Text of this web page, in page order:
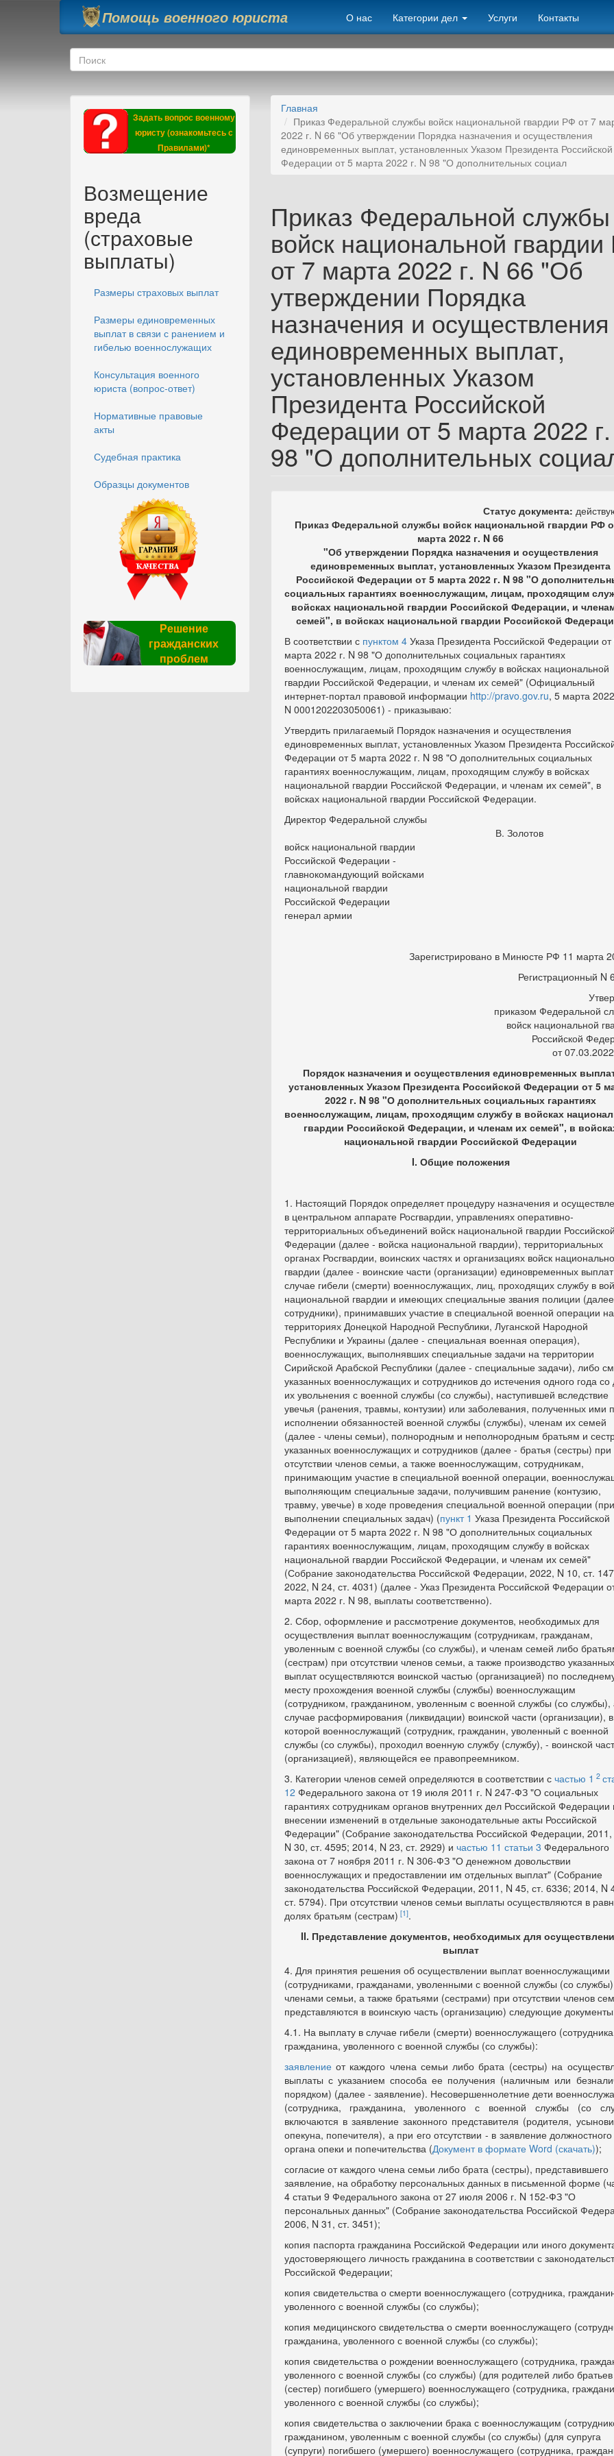
Перейти к основному содержанию
Помощь военного юриста О нас Категории дел Услуги Контакты
Форма поиска
Поиск
Задать вопрос военному
юристу (ознакомьтесь с
Правилами)*
Возмещение
вреда
(страховые
выплаты)
Размеры страховых выплат
Размеры единовременных
выплат в связи с ранением и
гибелью военнослужащих
Консультация военного
юриста (вопрос-ответ)
Нормативные правовые
акты
Судебная практика
Образцы документов
Решение
гражданских
проблем
Главная
Приказ Федеральной службы войск национальной гвардии РФ от 7
2022 г. N 66 "Об утверждении Порядка назначения и осуществления
единовременных выплат, установленных Указом Президента Российской
Федерации от 5 марта 2022 г. N 98 "О дополнительных социал
Приказ Федеральной службы
войск национальной
от 7 марта 2022 г. N 66 "Об
утверждении Порядка
назначения и осуществления
единовременных выплат,
установленных Указом
Президента Российской
Федерации от 5 марта 2022
98 "О дополнительных
Статус документа:
Приказ Федеральной службы войск национальной гвардии РФ
марта 2022 г. N 66
"Об утверждении Порядка назначения и осуществления
единовременных выплат, установленных Указом Президента
Российской Федерации от 5 марта 2022 г. N 98 "О
социальных гарантиях военнослужащим, лицам, проходящим
войсках национальной гвардии Российской Федерации, и
семей", в войсках национальной гвардии Российской
В соответствии с пунктом 4Указа Президента Российской Федерации от
марта 2022 г. N 98 "О дополнительных социальных гарантиях
военнослужащим, лицам, проходящим службу в войсках национальной
гвардии Российской Федерации, и членам их семей" (Официальный
интернет-портал правовой информации http://pravo.gov.ru, 5 марта
N 0001202203050061) - приказываю:
Утвердить прилагаемый Порядок назначения и осуществления
единовременных выплат, установленных Указом Президента
Федерации от 5 марта 2022 г. N 98 "О дополнительных социальных
гарантиях военнослужащим, лицам, проходящим службу в войсках
национальной гвардии Российской Федерации, и членам их семей", в
войсках национальной гвардии Российской Федерации.
Директор Федеральной службы
В. Золотов
войск национальной гвардии
Российской Федерации -
главнокомандующий войсками
национальной гвардии
Российской Федерации
генерал армии
Зарегистрировано в Минюсте РФ 11 марта
Регистрационный N
приказом Федеральной
войск национальной
Российской
от
Порядок назначения и осуществления единовременных
установленных Указом Президента Российской Федерации от 5
2022 г. N 98 "О дополнительных социальных гарантиях
военнослужащим, лицам, проходящим службу в войсках
гвардии Российской Федерации, и членам их семей", в
национальной гвардии Российской Федерации
I. Общие положения
1. Настоящий Порядок определяет процедуру назначения и
в центральном аппарате Росгвардии, управлениях оперативно-
территориальных объединений войск национальной гвардии Российской
Федерации (далее - войска национальной гвардии), территориальных
органах Росгвардии, воинских частях и организациях войск
гвардии (далее - воинские части (организации) единовременных
случае гибели (смерти) военнослужащих, лиц, проходящих службу в
национальной гвардии и имеющих специальные звания полиции
сотрудники), принимавших участие в специальной военной операции на
территориях Донецкой Народной Республики, Луганской Народной
Республики и Украины (далее - специальная военная операция),
военнослужащих, выполнявших специальные задачи на территории
Сирийской Арабской Республики (далее - специальные задачи), либо
указанных военнослужащих и сотрудников до истечения одного года со
их увольнения с военной службы (со службы), наступившей вследствие
увечья (ранения, травмы, контузии) или заболевания, полученных ими
исполнении обязанностей военной службы (службы), членам их семей
(далее - члены семьи), полнородным и неполнородным братьям и
указанных военнослужащих и сотрудников (далее - братья (сестры) при
отсутствии членов семьи, а также военнослужащим, сотрудникам,
принимающим участие в специальной военной операции,
выполняющим специальные задачи, получившим ранение (контузию,
травму, увечье) в ходе проведения специальной военной операции (при
выполнении специальных задач) (пункт 1 Указа Президента Российской
Федерации от 5 марта 2022 г. N 98 "О дополнительных социальных
гарантиях военнослужащим, лицам, проходящим службу в войсках
национальной гвардии Российской Федерации, и членам их семей"
(Собрание законодательства Российской Федерации, 2022, N 10, ст.
2022, N 24, ст. 4031) (далее - Указ Президента Российской Федерации
марта 2022 г. N 98, выплаты соответственно).
2. Сбор, оформление и рассмотрение документов, необходимых для
осуществления выплат военнослужащим (сотрудникам, гражданам,
уволенным с военной службы (со службы), и членам семей либо
(сестрам) при отсутствии членов семьи, а также производство указанных
выплат осуществляются воинской частью (организацией) по
месту прохождения военной службы (службы) военнослужащим
(сотрудником, гражданином, уволенным с военной службы (со службы),
случае расформирования (ликвидации) воинской части (организации), в
которой военнослужащий (сотрудник, гражданин, уволенный с военной
службы (со службы), проходил военную службу (службу), - воинской
(организацией), являющейся ее правопреемником.
3. Категории членов семей определяются в соответствии с частью 1 2
12 Федерального закона от 19 июля 2011 г. N 247-ФЗ "О социальных
гарантиях сотрудникам органов внутренних дел Российской Федерации
внесении изменений в отдельные законодательные акты Российской
Федерации" (Собрание законодательства Российской Федерации, 2011,
N 30, ст. 4595; 2014, N 23, ст. 2929) и частью 11 статьи 3 Федерального
закона от 7 ноября 2011 г. N 306-ФЗ "О денежном довольствии
военнослужащих и предоставлении им отдельных выплат" (Собрание
законодательства Российской Федерации, 2011, N 45, ст. 6336; 2014, N
ст. 5794). При отсутствии членов семьи выплаты осуществляются в
долях братьям (сестрам) [1].
II. Представление документов, необходимых для
выплат
4. Для принятия решения об осуществлении выплат военнослужащими
(сотрудниками, гражданами, уволенными с военной службы (со
членами семьи, а также братьями (сестрами) при отсутствии членов
представляются в воинскую часть (организацию) следующие
4.1. На выплату в случае гибели (смерти) военнослужащего
гражданина, уволенного с военной службы (со службы):
заявлениеот каждого члена семьи либо брата (сестры) на
выплаты с указанием способа ее получения (наличным или
порядком) (далее - заявление). Несовершеннолетние дети
(сотрудника, гражданина, уволенного с военной службы (со
включаются в заявление законного представителя (родителя,
опекуна, попечителя), а при его отсутствии - в заявление
органа опеки и попечительства (Документ в формате Word (скачать));
согласие от каждого члена семьи либо брата (сестры), представившего
заявление, на обработку персональных данных в письменной форме
4 статьи 9 Федерального закона от 27 июля 2006 г. N 152-ФЗ "О
персональных данных" (Собрание законодательства Российской
2006, N 31, ст. 3451);
копия паспорта гражданина Российской Федерации или иного
удостоверяющего личность гражданина в соответствии с
Российской Федерации;
копия свидетельства о смерти военнослужащего (сотрудника,
уволенного с военной службы (со службы);
копия медицинского свидетельства о смерти военнослужащего
гражданина, уволенного с военной службы (со службы);
копия свидетельства о рождении военнослужащего (сотрудника,
уволенного с военной службы (со службы) (для родителей либо братьев
(сестер) погибшего (умершего) военнослужащего (сотрудника,
уволенного с военной службы (со службы);
копия свидетельства о заключении брака с военнослужащим
гражданином, уволенным с военной службы (со службы) (для супруга
(супруги) погибшего (умершего) военнослужащего (сотрудника,